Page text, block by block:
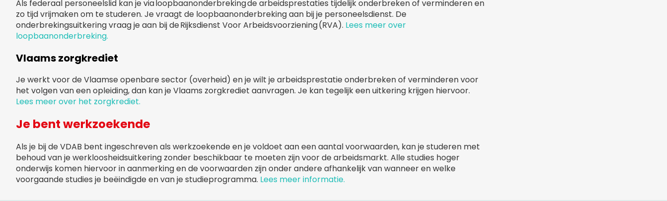
Als federaal personeelslid kan je via loopbaanonderbreking de arbeidsprestaties tijdelijk onderbreken of verminderen en
zo tijd vrijmaken om te studeren. Je vraagt de loopbaanonderbreking aan bij je personeelsdienst. De
onderbrekingsuitkering vraag je aan bij de Rijksdienst Voor Arbeidsvoorziening (RVA). Lees meer over
loopbaanonderbreking.
Vlaams zorgkrediet
Je werkt voor de Vlaamse openbare sector (overheid) en je wilt je arbeidsprestatie onderbreken of verminderen voor
het volgen van een opleiding, dan kan je Vlaams zorgkrediet aanvragen. Je kan tegelijk een uitkering krijgen hiervoor.
Lees meer over het zorgkrediet.
Je bent werkzoekende
Als je bij de VDAB bent ingeschreven als werkzoekende en je voldoet aan een aantal voorwaarden, kan je studeren met
behoud van je werkloosheidsuitkering zonder beschikbaar te moeten zijn voor de arbeidsmarkt. Alle studies hoger
onderwijs komen hiervoor in aanmerking en de voorwaarden zijn onder andere afhankelijk van wanneer en welke
voorgaande studies je beëindigde en van je studieprogramma. Lees meer informatie.